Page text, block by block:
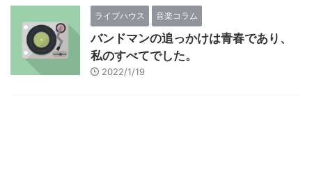
ライブハウス 音楽コラム
バンドマンの追っかけは青春であり、
私のすべてでした。
2022/1/19